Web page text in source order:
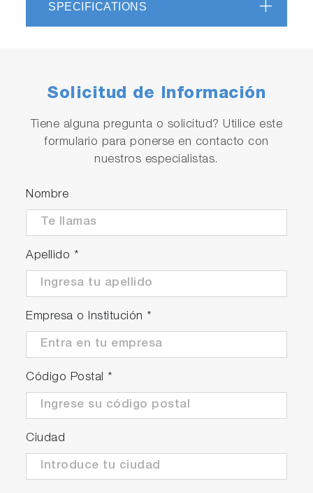
SPECIFICATIONS
Solicitud de Información
Tiene alguna pregunta o solicitud? Utilice este
formulario para ponerse en contacto con
nuestros especialistas.
Nombre
Apellido *
Empresa o Institución *
Código Postal *
Ciudad